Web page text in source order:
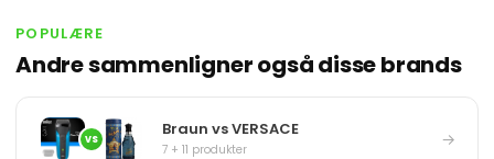
POPULÆRE
Andre sammenligner også disse brands
VS Braun vs VERSACE
7 + 11 produkter →